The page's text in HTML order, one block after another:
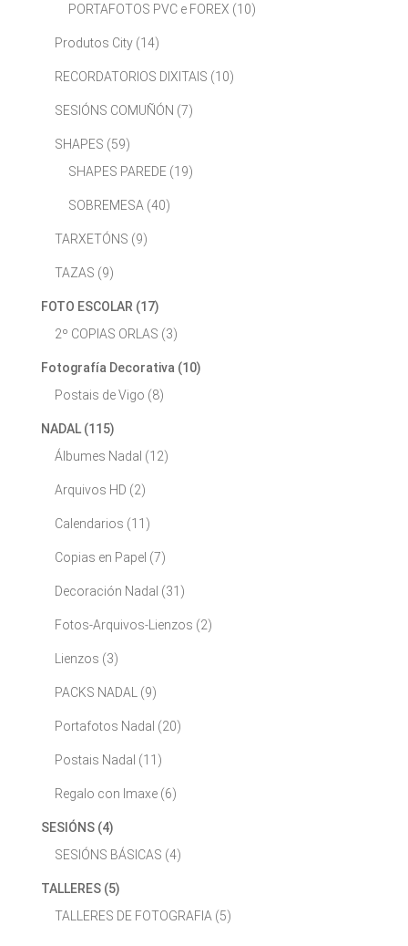
PORTAFOTOS PVC e FOREX (10)
Produtos City (14)
RECORDATORIOS DIXITAIS (10)
SESIÓNS COMUÑÓN (7)
SHAPES (59)
SHAPES PAREDE (19)
SOBREMESA (40)
TARXETÓNS (9)
TAZAS (9)
FOTO ESCOLAR (17)
2º COPIAS ORLAS (3)
Fotografía Decorativa (10)
Postais de Vigo (8)
NADAL (115)
Álbumes Nadal (12)
Arquivos HD (2)
Calendarios (11)
Copias en Papel (7)
Decoración Nadal (31)
Fotos-Arquivos-Lienzos (2)
Lienzos (3)
PACKS NADAL (9)
Portafotos Nadal (20)
Postais Nadal (11)
Regalo con Imaxe (6)
SESIÓNS (4)
SESIÓNS BÁSICAS (4)
TALLERES (5)
TALLERES DE FOTOGRAFIA (5)